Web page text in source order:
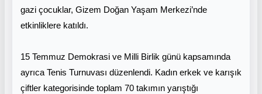
gazi çocuklar, Gizem Doğan Yaşam Merkezi’nde
etkinliklere katıldı.
15 Temmuz Demokrasi ve Milli Birlik günü kapsamında
ayrıca Tenis Turnuvası düzenlendi. Kadın erkek ve karışık
çiftler kategorisinde toplam 70 takımın yarıştığı